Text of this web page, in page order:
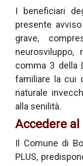
I beneficiari
presente
grave,
neurosviluppo,
comma 3 della
familiare la cui
naturale
alla senilità.
Accedere
Il Comune di
PLUS,